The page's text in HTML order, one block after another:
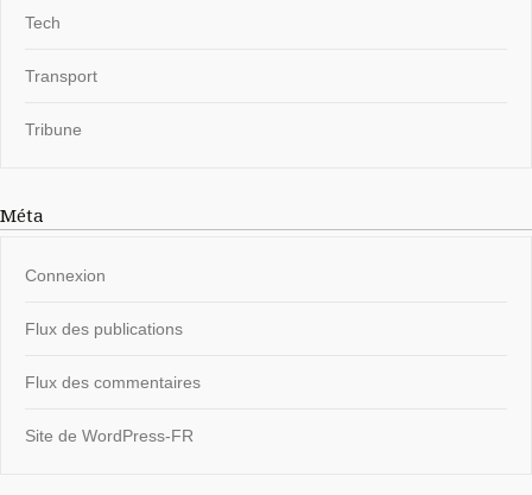
Tech
Transport
Tribune
Méta
Connexion
Flux des publications
Flux des commentaires
Site de WordPress-FR